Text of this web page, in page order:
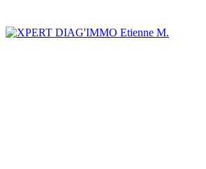
Etienne M.